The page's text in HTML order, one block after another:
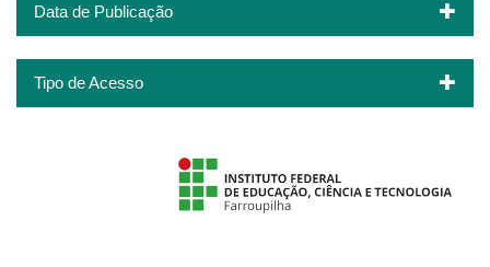
Data de Publicação
Tipo de Acesso